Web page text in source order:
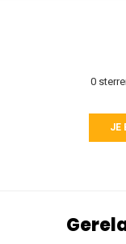
0
JE